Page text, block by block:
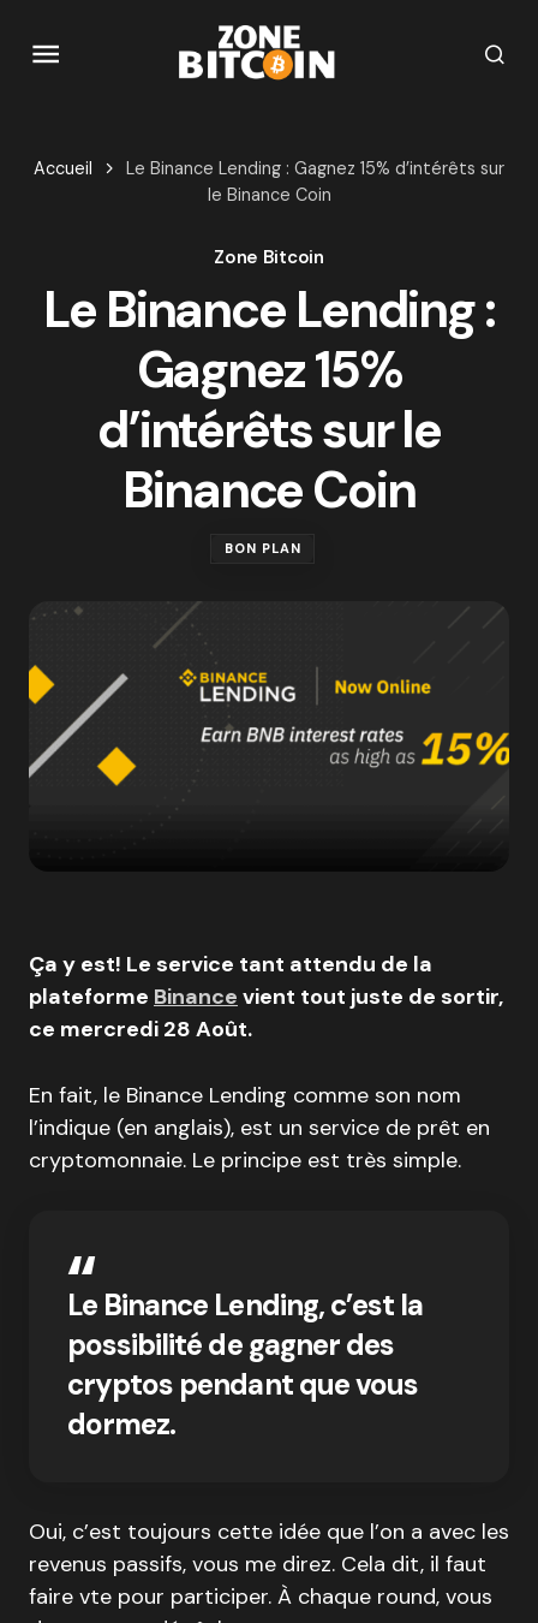
Accueil
Le Binance Lending : Gagnez 15% d’intérêts sur
le Binance Coin
Zone Bitcoin
Le Binance Lending :
Gagnez 15%
d’intérêts sur le
Binance Coin
BON PLAN
Ça y est! Le service tant attendu de la
plateforme Binance vient tout juste de sortir,
ce mercredi 28 Août.
En fait, le Binance Lending comme son nom
l’indique (en anglais), est un service de prêt en
cryptomonnaie. Le principe est très simple.
Le Binance Lending, c’est la
possibilité de gagner des
cryptos pendant que vous
dormez.
Oui, c’est toujours cette idée que l’on a avec les
revenus passifs, vous me direz. Cela dit, il faut
faire vte pour participer. À chaque round, vous